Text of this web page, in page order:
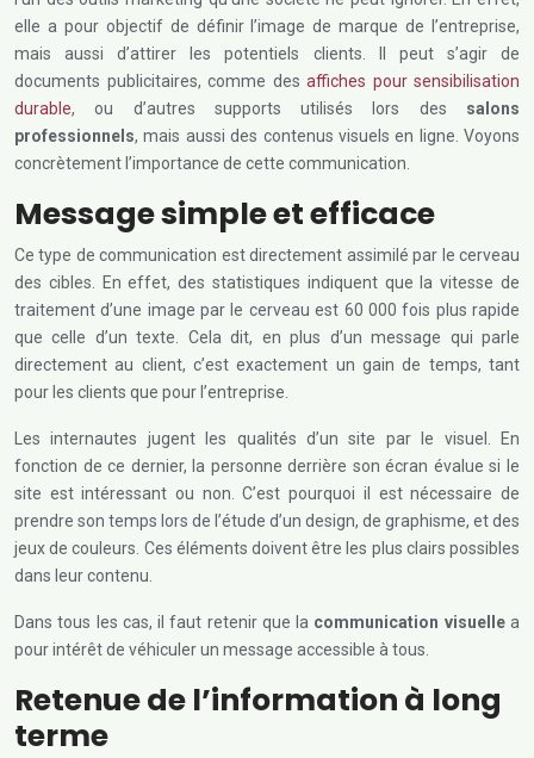
elle a pour objectif de définir l’image de marque de l’entreprise,
mais aussi d’attirer les potentiels clients. Il peut s’agir de
documents publicitaires, comme des affiches pour sensibilisation
durable, ou d’autres supports utilisés lors des salons
professionnels, mais aussi des contenus visuels en ligne. Voyons
concrètement l’importance de cette communication.
Message simple et efficace
Ce type de communication est directement assimilé par le cerveau
des cibles. En effet, des statistiques indiquent que la vitesse de
traitement d’une image par le cerveau est 60 000 fois plus rapide
que celle d’un texte. Cela dit, en plus d’un message qui parle
directement au client, c’est exactement un gain de temps, tant
pour les clients que pour l’entreprise.
Les internautes jugent les qualités d’un site par le visuel. En
fonction de ce dernier, la personne derrière son écran évalue si le
site est intéressant ou non. C’est pourquoi il est nécessaire de
prendre son temps lors de l’étude d’un design, de graphisme, et des
jeux de couleurs. Ces éléments doivent être les plus clairs possibles
dans leur contenu.
Dans tous les cas, il faut retenir que la communication visuellea
pour intérêt de véhiculer un message accessible à tous.
Retenue de l’information à long
terme